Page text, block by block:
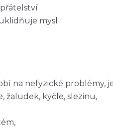
přátelství
mysl
na nefyzické problémy,
žaludek, kyčle, slezinu,